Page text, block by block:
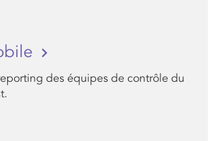
des équipes de contrôle du